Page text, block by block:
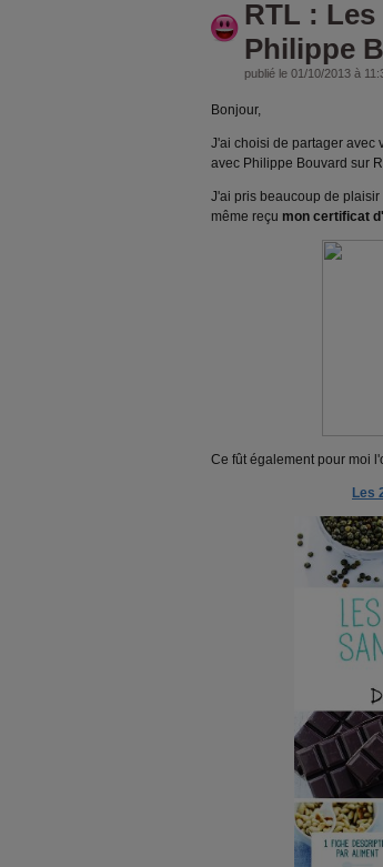
RTL :
Philippe
publié le 01/10/2013 à
Bonjour,
J'ai choisi de partager avec
avec Philippe Bouvard sur
J'ai pris beaucoup de
même reçu mon certificat
Ce fût également pour moi
Les